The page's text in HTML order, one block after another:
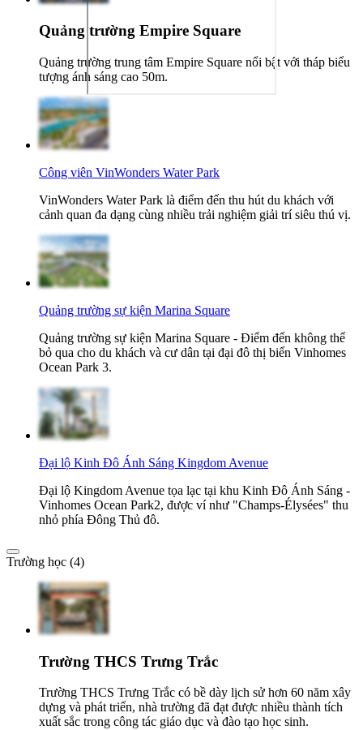
Quảng trường Empire Square
Quảng trường trung tâm Empire Square nổi bật với tháp biểu
tượng ánh sáng cao 50m.
Công viên VinWonders Water Park
VinWonders Water Park là điểm đến thu hút du khách với
cảnh quan đa dạng cùng nhiều trải nghiệm giải trí siêu thú vị.
Quảng trường sự kiện Marina Square
Quảng trường sự kiện Marina Square - Điểm đến không thể
bỏ qua cho du khách và cư dân tại đại đô thị biển Vinhomes
Ocean Park 3.
Đại lộ Kinh Đô Ánh Sáng Kingdom Avenue
Đại lộ Kingdom Avenue tọa lạc tại khu Kinh Đô Ánh Sáng -
Vinhomes Ocean Park2, được ví như "Champs-Élysées" thu
nhỏ phía Đông Thủ đô.
Trường học (4)
Trường THCS Trưng Trắc
Trường THCS Trưng Trắc có bề dày lịch sử hơn 60 năm xây
dựng và phát triển, nhà trường đã đạt được nhiều thành tích
xuất sắc trong công tác giáo dục và đào tạo học sinh.